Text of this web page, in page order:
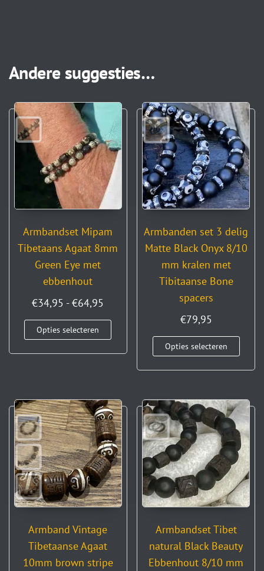
Andere suggesties…
Armbandset Mipam
Tibetaans Agaat 8mm
Green Eye met
ebbenhout
€34,95 - €64,95
Opties selecteren
Armbanden set 3 delig
Matte Black Onyx 8/10
mm kralen met
Tibitaanse Bone
spacers
€79,95
Opties selecteren
Armband Vintage
Tibetaanse Agaat
10mm brown stripe
Armbandset Tibet
natural Black Beauty
Ebbenhout 8/10 mm